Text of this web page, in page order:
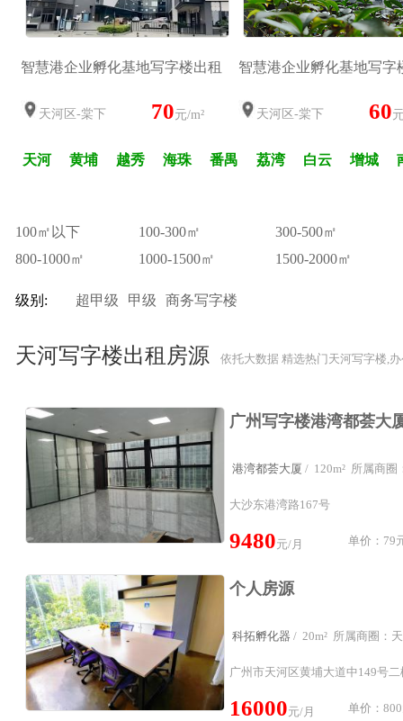
智慧港企业孵化基地写字楼出租
天河区-棠下 70元/m²
智慧港企业孵化基地写字
天河区-棠下 60
天河 黄埔 越秀 海珠 番禺 荔湾 白云 增城
100㎡以下 100-300㎡
300-500㎡
800-1000㎡
1000-1500㎡ 1500-2000㎡
级别: 超甲级 甲级 商务写字楼
天河写字楼出租房源 依托大数据 精选热门天河写字楼,
港湾都荟大厦 / 120m² 所属商圈
大沙东港湾路167号
9480元/月 单价：79
个人房源
科拓孵化器 / 20m² 所属商圈：
广州市天河区黄埔大道中149号
16000元/月 单价：800